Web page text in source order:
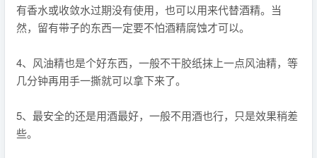
有香水或收敛水过期没有使用，也可以用来代替酒精。当
然，留有带子的东西一定要不怕酒精腐蚀才可以。
4、风油精也是个好东西，一般不干胶纸抹上一点风油精，等
几分钟再用手一撕就可以拿下来了。
5、最安全的还是用酒最好，一般不用酒也行，只是效果稍差
些。